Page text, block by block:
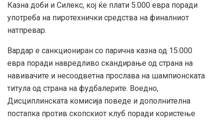
Казна доби и Силекс, кој ќе плати 5.000 евра поради
употреба на пиротехнички средства на финалниот
натпревар.
Вардар е санкциониран со парична казна од 15.000
евра поради навредливо скандирање од страна на
навивачите и несоодветна прослава на шампионската
титула од страна на фудбалерите. Воедно,
Дисциплинската комисија поведе и дополнителна
постапка против скопскиот клуб поради користење